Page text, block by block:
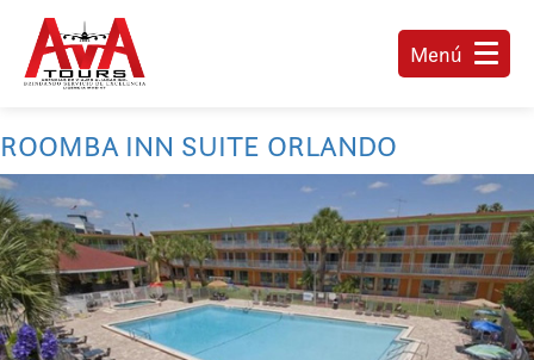
Menú
ROOMBA INN SUITE ORLANDO